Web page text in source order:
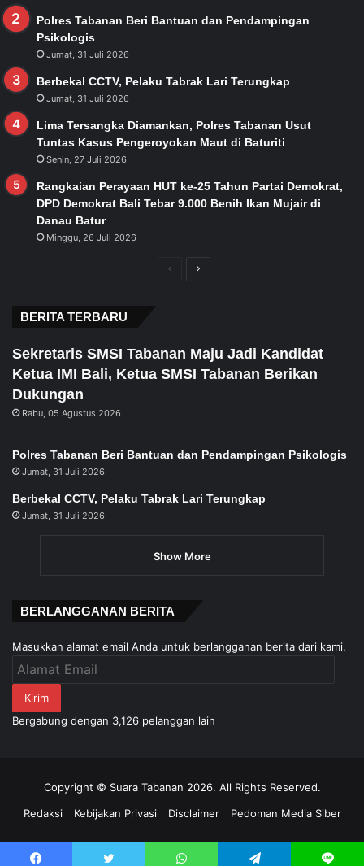
Polres Tabanan Beri Bantuan dan Pendampingan
Psikologis
Jumat, 31 Juli 2026
Berbekal CCTV, Pelaku Tabrak Lari Terungkap
Jumat, 31 Juli 2026
Lima Tersangka Diamankan, Polres Tabanan Usut
Tuntas Kasus Pengeroyokan Maut di Baturiti
Senin, 27 Juli 2026
Rangkaian Perayaan HUT ke-25 Tahun Partai Demokrat,
DPD Demokrat Bali Tebar 9.000 Benih Ikan Mujair di
Danau Batur
Minggu, 26 Juli 2026
PreviousNext
BERITA TERBARU
Sekretaris SMSI Tabanan Maju Jadi Kandidat
Ketua IMI Bali, Ketua SMSI Tabanan Berikan
Dukungan
Rabu, 05 Agustus 2026
Polres Tabanan Beri Bantuan dan Pendampingan Psikologis
Jumat, 31 Juli 2026
Berbekal CCTV, Pelaku Tabrak Lari Terungkap
Jumat, 31 Juli 2026
Show More
BERLANGGANAN BERITA
Masukkan alamat email Anda untuk berlangganan berita dari kami.
Alamat
Kirim
Bergabung dengan 3,126 pelanggan lain
Copyright © Suara Tabanan 2026. All Rights Reserved.
Redaksi
Kebijakan Privasi Disclaimer Pedoman Media Siber